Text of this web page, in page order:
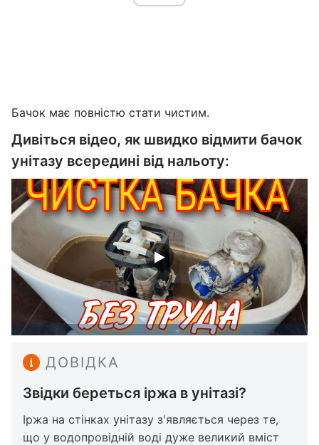
Бачок має повністю стати чистим.
Дивіться відео, як швидко відмити бачок
унітазу всередині від нальоту:
ДОВІДКА
Звідки береться іржа в унітазі?
Іржа на стінках унітазу з'являється через те,
що у водопровідній воді дуже великий вміст